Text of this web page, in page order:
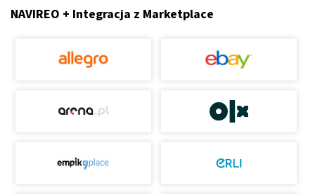
NAVIREO + Integracja z Marketplace